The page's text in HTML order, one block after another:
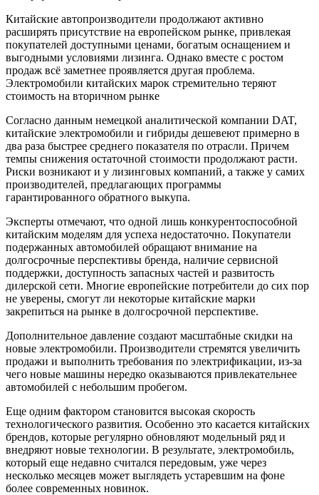
Китайские автопроизводители продолжают активно
расширять присутствие на европейском рынке, привлекая
покупателей доступными ценами, богатым оснащением и
выгодными условиями лизинга. Однако вместе с ростом
продаж всё заметнее проявляется другая проблема.
Электромобили китайских марок стремительно теряют
стоимость на вторичном рынке
Согласно данным немецкой аналитической компании DAT,
китайские электромобили и гибриды дешевеют примерно в
два раза быстрее среднего показателя по отрасли. Причем
темпы снижения остаточной стоимости продолжают расти.
Риски возникают и у лизинговых компаний, а также у самих
производителей, предлагающих программы
гарантированного обратного выкупа.
Эксперты отмечают, что одной лишь конкурентоспособной
китайским моделям для успеха недостаточно. Покупатели
подержанных автомобилей обращают внимание на
долгосрочные перспективы бренда, наличие сервисной
поддержки, доступность запасных частей и развитость
дилерской сети. Многие европейские потребители до сих пор
не уверены, смогут ли некоторые китайские марки
закрепиться на рынке в долгосрочной перспективе.
Дополнительное давление создают масштабные скидки на
новые электромобили. Производители стремятся увеличить
продажи и выполнить требования по электрификации, из-за
чего новые машины нередко оказываются привлекательнее
автомобилей с небольшим пробегом.
Еще одним фактором становится высокая скорость
технологического развития. Особенно это касается китайских
брендов, которые регулярно обновляют модельный ряд и
внедряют новые технологии. В результате, электромобиль,
который еще недавно считался передовым, уже через
несколько месяцев может выглядеть устаревшим на фоне
более современных новинок.